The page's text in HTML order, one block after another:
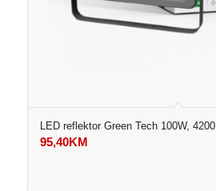
LED reflektor Green Tech 100W,
95,40KM